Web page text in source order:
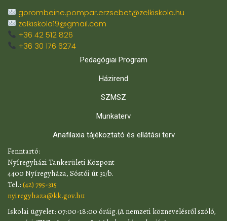
gorombeine.pompar.erzsebet@zelkiskola.hu
zelkiskola19@gmail.com
+36 42 512 826
+36 30 176 6274
Pedagógiai Program
Házirend
SZMSZ
Munkaterv
Anafilaxia tájékoztató és ellátási terv
​Fenntartó:
Nyíregyházi Tankerületi Központ
4400 Nyíregyháza, Sóstói út 31/b.
Tel.: (42) 795-315
nyiregyhaza@kk.gov.hu
​Iskolai ügyelet: 07:00-18:00 óráig.(A nemzeti köznevelésről szóló,